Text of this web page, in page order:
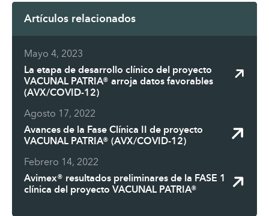
Artículos relacionados
Mayo 4, 2023
La etapa de desarrollo clínico del proyecto
VACUNAL PATRIA® arroja datos favorables
(AVX/COVID-12)
Agosto 17, 2022
Avances de la Fase Clínica II de proyecto
VACUNAL PATRIA® (AVX/COVID-12)
Febrero 14, 2022
Avimex® resultados preliminares de la FASE 1
clínica del proyecto VACUNAL PATRIA®